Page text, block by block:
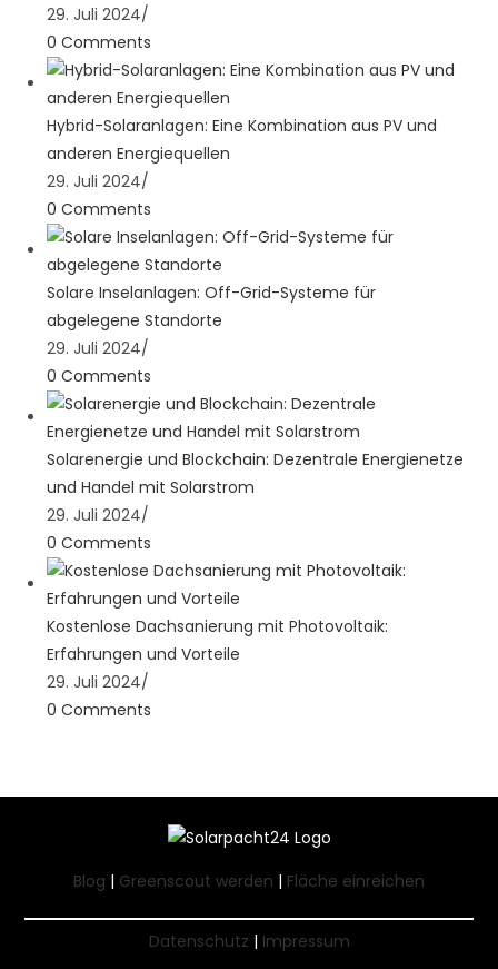
29. Juli 2024/
0 Comments
Hybrid-Solaranlagen: Eine Kombination aus PV und
anderen Energiequellen
29. Juli 2024/
0 Comments
Solare Inselanlagen: Off-Grid-Systeme für
abgelegene Standorte
29. Juli 2024/
0 Comments
Solarenergie und Blockchain: Dezentrale Energienetze
und Handel mit Solarstrom
29. Juli 2024/
0 Comments
Kostenlose Dachsanierung mit Photovoltaik:
Erfahrungen und Vorteile
29. Juli 2024/
0 Comments
Blog | Greenscout werden | Fläche einreichen
Datenschutz | Impressum